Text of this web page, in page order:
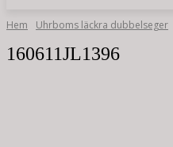
Hem Uhrboms läckra dubbelseger
160611JL1396